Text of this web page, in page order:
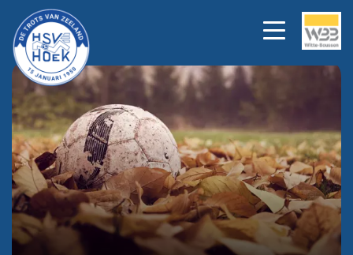
Bekijk alle foto's